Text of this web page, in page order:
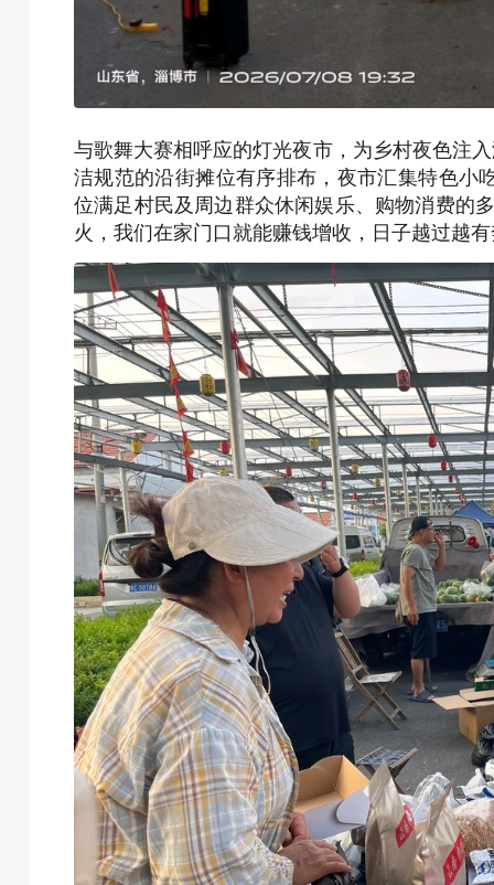
与歌舞大赛相呼应的灯光夜市，为乡村夜色注
洁规范的沿街摊位有序排布，夜市汇集特色小
位满足村民及周边群众休闲娱乐、购物消费的
火，我们在家门口就能赚钱增收，日子越过越